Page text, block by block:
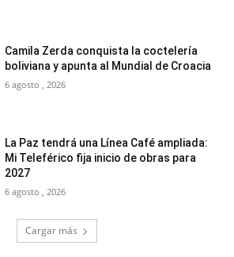
Camila Zerda conquista la coctelería
boliviana y apunta al Mundial de Croacia
6 agosto , 2026
La Paz tendrá una Línea Café ampliada:
Mi Teleférico fija inicio de obras para
2027
6 agosto , 2026
Cargar más